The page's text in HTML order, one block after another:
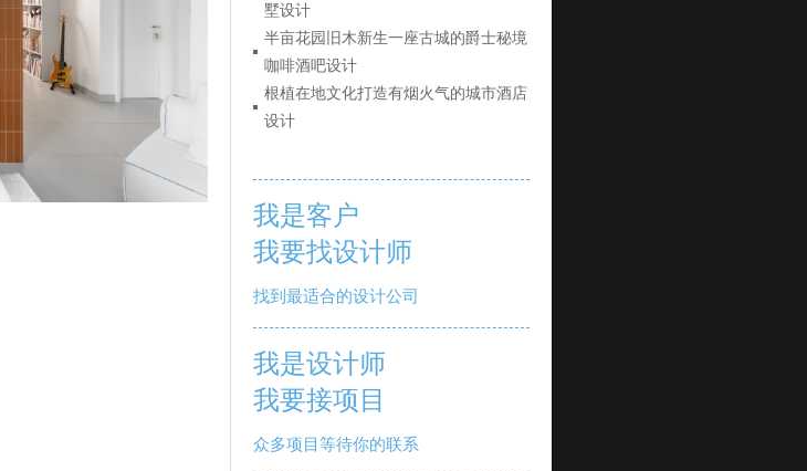
墅设计
半亩花园旧木新生一座古城的爵士秘境
咖啡酒吧设计
根植在地文化打造有烟火气的城市酒店
设计
我是客户
我要找设计师
找到最适合的设计公司
我是设计师
我要接项目
众多项目等待你的联系